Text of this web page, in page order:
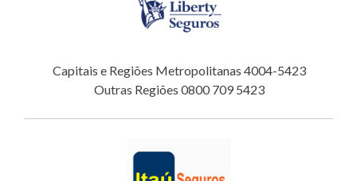
Capitais e Regiões Metropolitanas 4004-5423
Outras Regiões 0800 709 5423